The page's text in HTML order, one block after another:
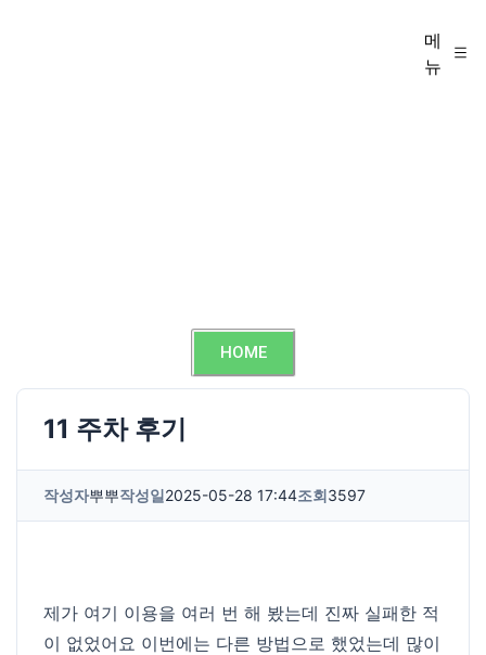
메
뉴
HOME
11 주차 후기
작성자뿌뿌작성일2025-05-28 17:44조회3597
제가 여기 이용을 여러 번 해 봤는데 진짜 실패한 적
이 없었어요 이번에는 다른 방법으로 했었는데 많이